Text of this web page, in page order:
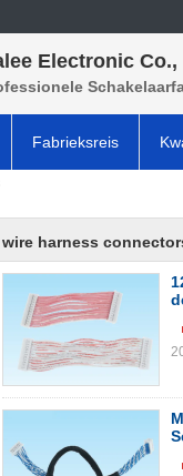
Electronic Co.,
Fabrieksreis
wire harness